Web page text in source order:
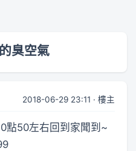
臭空氣
2018-06-29 23:11 · 樓主
點50左右回到家聞到~